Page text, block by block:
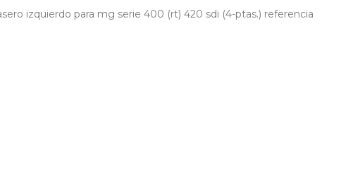
izquierdo para mg serie 400 (rt) 420 sdi (4-ptas.) referencia